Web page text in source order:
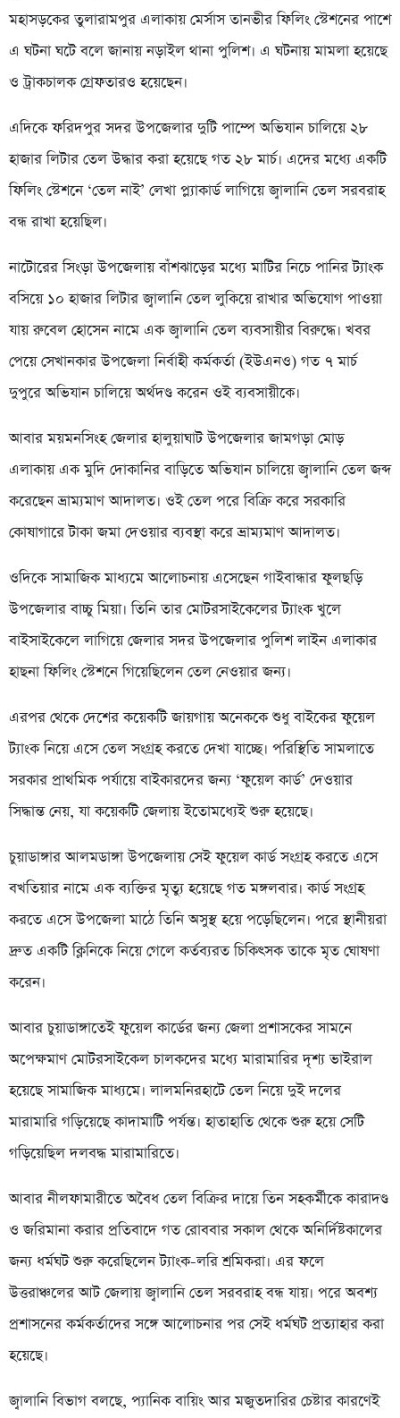
মহাসড়কের তুলারামপুর এলাকায় মের্সাস তানভীর ফিলিং স্টেশনের পাশে
এ ঘটনা ঘটে বলে জানায় নড়াইল থানা পুলিশ। এ ঘটনায় মামলা হয়েছে
ও ট্রাকচালক গ্রেফতারও হয়েছেন।
এদিকে ফরিদপুর সদর উপজেলার দুটি পাম্পে অভিযান চালিয়ে ২৮
হাজার লিটার তেল উদ্ধার করা হয়েছে গত ২৮ মার্চ। এদের মধ্যে একটি
ফিলিং স্টেশনে ‘তেল নাই’ লেখা প্ল্যাকার্ড লাগিয়ে জ্বালানি তেল সরবরাহ
বন্ধ রাখা হয়েছিল।
নাটোরের সিংড়া উপজেলায় বাঁশঝাড়ের মধ্যে মাটির নিচে পানির ট্যাংক
বসিয়ে ১০ হাজার লিটার জ্বালানি তেল লুকিয়ে রাখার অভিযোগ পাওয়া
যায় রুবেল হোসেন নামে এক জ্বালানি তেল ব্যবসায়ীর বিরুদ্ধে। খবর
পেয়ে সেখানকার উপজেলা নির্বাহী কর্মকর্তা (ইউএনও) গত ৭ মার্চ
দুপুরে অভিযান চালিয়ে অর্থদণ্ড করেন ওই ব্যবসায়ীকে।
আবার ময়মনসিংহ জেলার হালুয়াঘাট উপজেলার জামগড়া মোড়
এলাকায় এক মুদি দোকানির বাড়িতে অভিযান চালিয়ে জ্বালানি তেল জব্দ
করেছেন ভ্রাম্যমাণ আদালত। ওই তেল পরে বিক্রি করে সরকারি
কোষাগারে টাকা জমা দেওয়ার ব্যবস্থা করে ভ্রাম্যমাণ আদালত।
ওদিকে সামাজিক মাধ্যমে আলোচনায় এসেছেন গাইবান্ধার ফুলছড়ি
উপজেলার বাচ্চু মিয়া। তিনি তার মোটরসাইকেলের ট্যাংক খুলে
বাইসাইকেলে লাগিয়ে জেলার সদর উপজেলার পুলিশ লাইন এলাকার
হাছনা ফিলিং স্টেশনে গিয়েছিলেন তেল নেওয়ার জন্য।
এরপর থেকে দেশের কয়েকটি জায়গায় অনেককে শুধু বাইকের ফুয়েল
ট্যাংক নিয়ে এসে তেল সংগ্রহ করতে দেখা যাচ্ছে। পরিস্থিতি সামলাতে
সরকার প্রাথমিক পর্যায়ে বাইকারদের জন্য ‘ফুয়েল কার্ড’ দেওয়ার
সিদ্ধান্ত নেয়, যা কয়েকটি জেলায় ইতোমধ্যেই শুরু হয়েছে।
চুয়াডাঙ্গার আলমডাঙ্গা উপজেলায় সেই ফুয়েল কার্ড সংগ্রহ করতে এসে
বখতিয়ার নামে এক ব্যক্তির মৃত্যু হয়েছে গত মঙ্গলবার। কার্ড সংগ্রহ
করতে এসে উপজেলা মাঠে তিনি অসুস্থ হয়ে পড়েছিলেন। পরে স্থানীয়রা
দ্রুত একটি ক্লিনিকে নিয়ে গেলে কর্তব্যরত চিকিৎসক তাকে মৃত ঘোষণা
করেন।
আবার চুয়াডাঙ্গাতেই ফুয়েল কার্ডের জন্য জেলা প্রশাসকের সামনে
অপেক্ষমাণ মোটরসাইকেল চালকদের মধ্যে মারামারির দৃশ্য ভাইরাল
হয়েছে সামাজিক মাধ্যমে। লালমনিরহাটে তেল নিয়ে দুই দলের
মারামারি গড়িয়েছে কাদামাটি পর্যন্ত। হাতাহাতি থেকে শুরু হয়ে সেটি
গড়িয়েছিল দলবদ্ধ মারামারিতে।
আবার নীলফামারীতে অবৈধ তেল বিক্রির দায়ে তিন সহকর্মীকে কারাদণ্ড
ও জরিমানা করার প্রতিবাদে গত রোববার সকাল থেকে অনির্দিষ্টকালের
জন্য ধর্মঘট শুরু করেছিলেন ট্যাংক-লরি শ্রমিকরা। এর ফলে
উত্তরাঞ্চলের আট জেলায় জ্বালানি তেল সরবরাহ বন্ধ যায়। পরে অবশ্য
প্রশাসনের কর্মকর্তাদের সঙ্গে আলোচনার পর সেই ধর্মঘট প্রত্যাহার করা
হয়েছে।
জ্বালানি বিভাগ বলছে, প্যানিক বায়িং আর মজুতদারির চেষ্টার কারণেই